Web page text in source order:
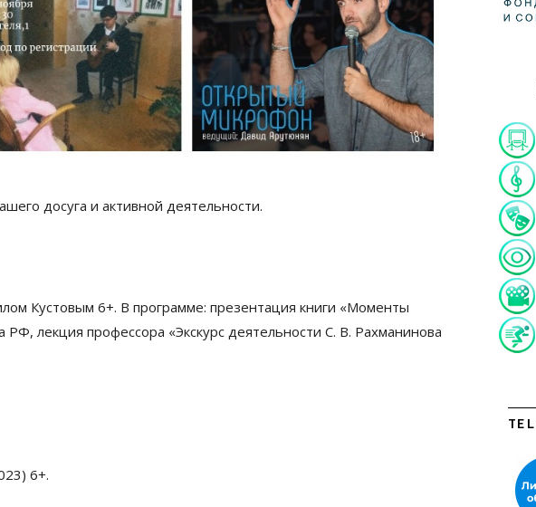
досуга и активной деятельности.
Кустовым 6+. В программе: презентация книги «Моменты
лекция профессора «Экскурс деятельности С. В. Рахманинова
6+.